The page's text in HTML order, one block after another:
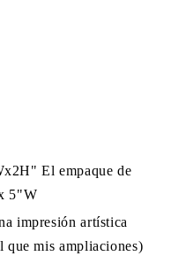
El empaque de
5"W
impresión artística
que mis ampliaciones)